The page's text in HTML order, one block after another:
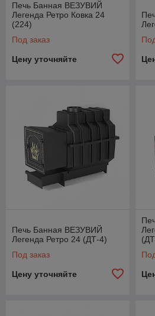
Печь Банная ВЕЗУВИЙ
Легенда Ретро Ковка 24
(224)
Под заказ
Цену уточняйте
Печь Банная ВЕЗУВИЙ
Легенда Ретро 24 (ДТ-4)
Под заказ
Цену уточняйте